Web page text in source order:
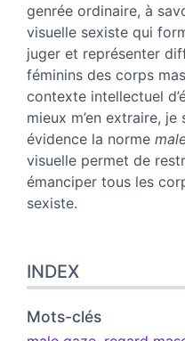
genrée ordinaire, à
visuelle sexiste qui
juger et représenter
féminins des corps
contexte intellectuel
mieux m’en extraire,
évidence la norme
visuelle permet de
émanciper tous les
sexiste.
INDEX
Mots-clés